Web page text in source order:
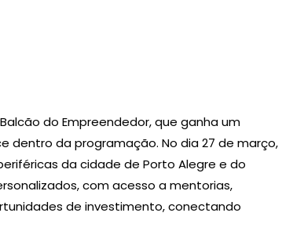
do Empreendedor, que ganha um
dentro da programação. No dia 27 de março,
da cidade de Porto Alegre e do
com acesso a mentorias,
de investimento, conectando